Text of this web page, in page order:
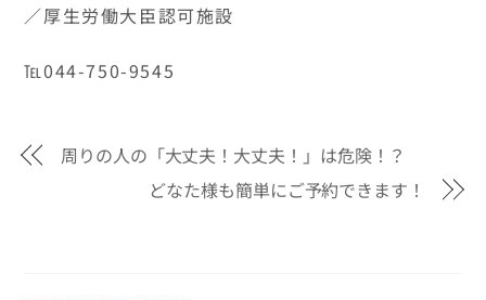
／厚生労働大臣認可施設
℡044-750-9545
周りの人の「大丈夫！大丈夫！」は危険！？
どなた様も簡単にご予約できます！